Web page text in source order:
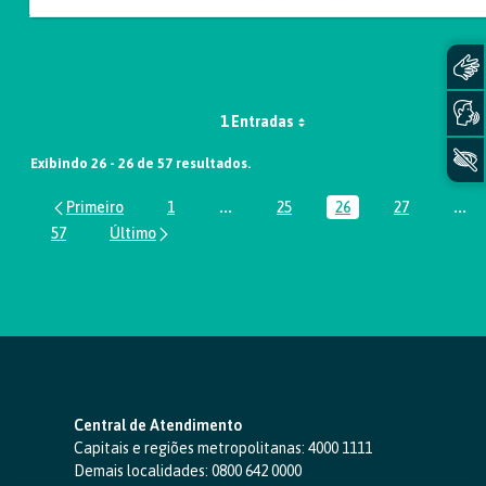
1 Entradas
Exibindo 26 - 26 de 57 resultados.
Página
1 ...Páginas intermediárias Usar ABA
Página
25 Página
26 Página
27 ...
Página
57
Central de Atendimento
Capitais e regiões metropolitanas: 4000 1111
Demais localidades: 0800 642 0000